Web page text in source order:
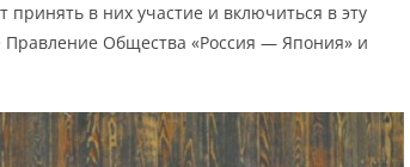
в них участие и включиться в эту
Правление Общества «Россия — Япония» и